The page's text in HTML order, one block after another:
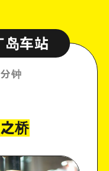
岛车站
钟
桥